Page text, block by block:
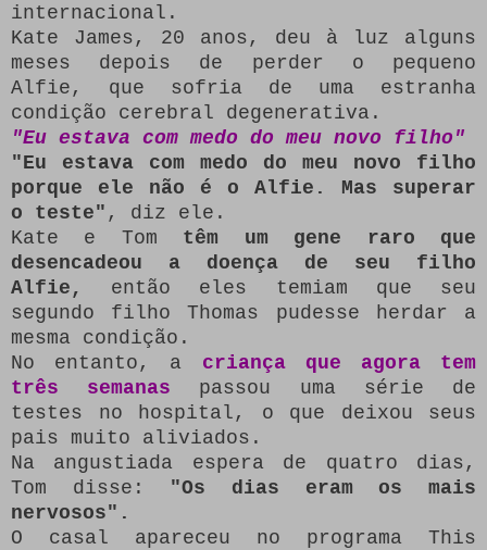
internacional.
Kate James, 20 anos, deu à luz alguns
meses depois de perder o pequeno
Alfie, que sofria de uma estranha
condição cerebral degenerativa.
"Eu estava com medo do meu novo filho"
"Eu estava com medo do meu novo filho
porque ele não é o Alfie.
Mas superar
o teste" , diz ele.
Kate e Tom têm um gene raro que
desencadeou a doença de seu filho
Alfie,
então eles temiam que seu
segundo filho Thomas pudesse herdar a
mesma condição.
No entanto, a criança que agora tem
três semanas passou uma série de
testes no hospital, o que deixou seus
pais muito aliviados.
Na angustiada espera de quatro dias,
Tom disse: "Os dias eram os mais
nervosos".
O casal apareceu no programa This